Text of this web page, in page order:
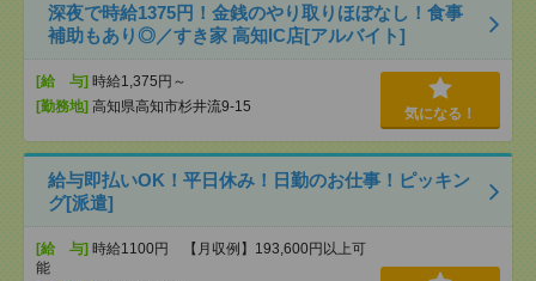
深夜で時給1375円！金銭のやり取りほぼなし！食事
補助もあり◎／すき家 高知IC店[アルバイト]
[給 与] 時給1,375円～
[勤務地] 高知県高知市杉井流9-15 気になる！
給与即払いOK！平日休み！日勤のお仕事！ピッキン
グ[派遣]
[給 与] 時給1100円 【月収例】193,600円以上可
能